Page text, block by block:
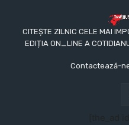
CITEȘTE ZILNIC CELE MAI
EDIȚIA ON_LINE A
Contactează-